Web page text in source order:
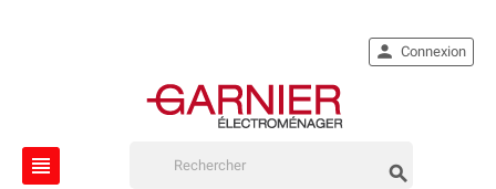
 
 Connexion